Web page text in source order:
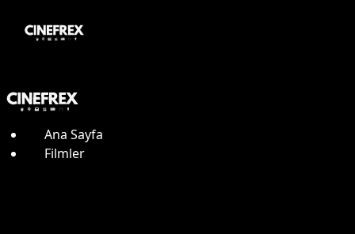
Ana Sayfa
Filmler